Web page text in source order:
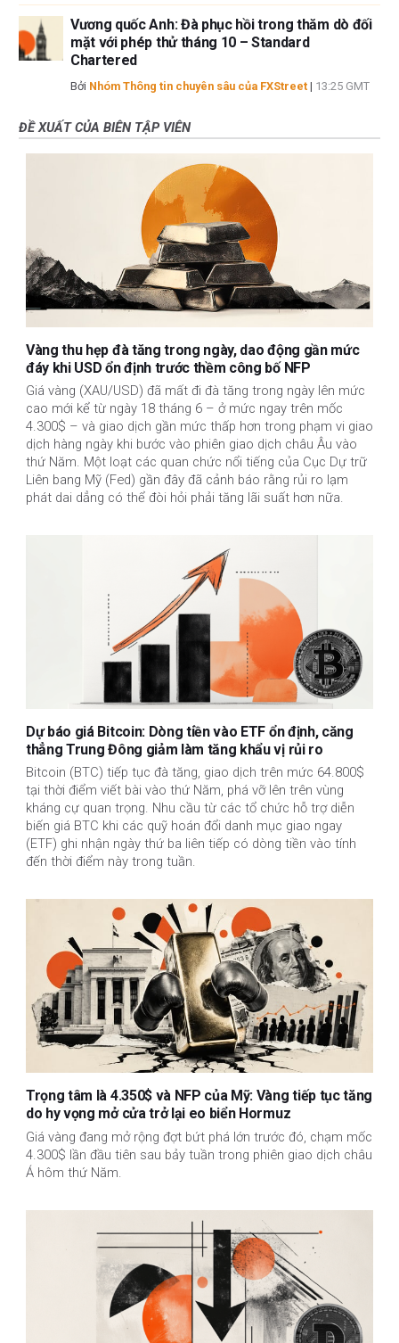
Vương quốc Anh: Đà phục hồi trong thăm dò đối
mặt với phép thử tháng 10 – Standard
Chartered
Bởi Nhóm Thông tin chuyên sâu của FXStreet | 13:25 GMT
ĐỀ XUẤT CỦA BIÊN TẬP VIÊN
Vàng thu hẹp đà tăng trong ngày, dao động gần mức
đáy khi USD ổn định trước thềm công bố NFP
Giá vàng (XAU/USD) đã mất đi đà tăng trong ngày lên mức
cao mới kể từ ngày 18 tháng 6 – ở mức ngay trên mốc
4.300$ – và giao dịch gần mức thấp hơn trong phạm vi giao
dịch hàng ngày khi bước vào phiên giao dịch châu Âu vào
thứ Năm. Một loạt các quan chức nổi tiếng của Cục Dự trữ
Liên bang Mỹ (Fed) gần đây đã cảnh báo rằng rủi ro lạm
phát dai dẳng có thể đòi hỏi phải tăng lãi suất hơn nữa.
Dự báo giá Bitcoin: Dòng tiền vào ETF ổn định, căng
thẳng Trung Đông giảm làm tăng khẩu vị rủi ro
Bitcoin (BTC) tiếp tục đà tăng, giao dịch trên mức 64.800$
tại thời điểm viết bài vào thứ Năm, phá vỡ lên trên vùng
kháng cự quan trọng. Nhu cầu từ các tổ chức hỗ trợ diễn
biến giá BTC khi các quỹ hoán đổi danh mục giao ngay
(ETF) ghi nhận ngày thứ ba liên tiếp có dòng tiền vào tính
đến thời điểm này trong tuần.
Trọng tâm là 4.350$ và NFP của Mỹ: Vàng tiếp tục tăng
do hy vọng mở cửa trở lại eo biển Hormuz
Giá vàng đang mở rộng đợt bứt phá lớn trước đó, chạm mốc
4.300$ lần đầu tiên sau bảy tuần trong phiên giao dịch châu
Á hôm thứ Năm.